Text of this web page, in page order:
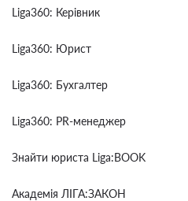
Liga360: Керівник
Liga360: Юрист
Liga360: Бухгалтер
Liga360: PR-менеджер
Знайти юриста Liga:BOOK
Академія ЛІГА:ЗАКОН